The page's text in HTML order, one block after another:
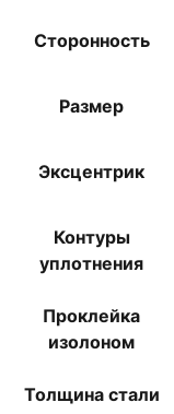
Сторонность
Размер
Эксцентрик
Контуры
уплотнения
Проклейка
изолоном
Толщина стали